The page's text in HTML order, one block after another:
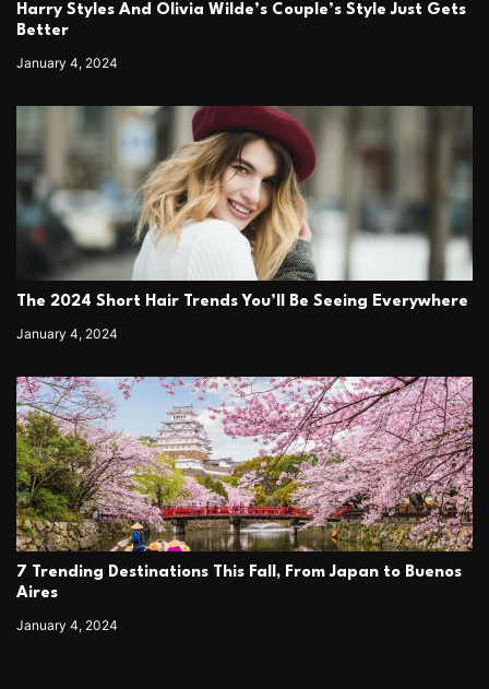
Harry Styles And Olivia Wilde’s Couple’s Style Just Gets
Better
January 4, 2024
The 2024 Short Hair Trends You’ll Be Seeing Everywhere
January 4, 2024
7 Trending Destinations This Fall, From Japan to Buenos
Aires
January 4, 2024